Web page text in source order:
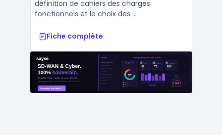
définition de cahiers des charges
fonctionnels et le choix des ...
Fiche complète